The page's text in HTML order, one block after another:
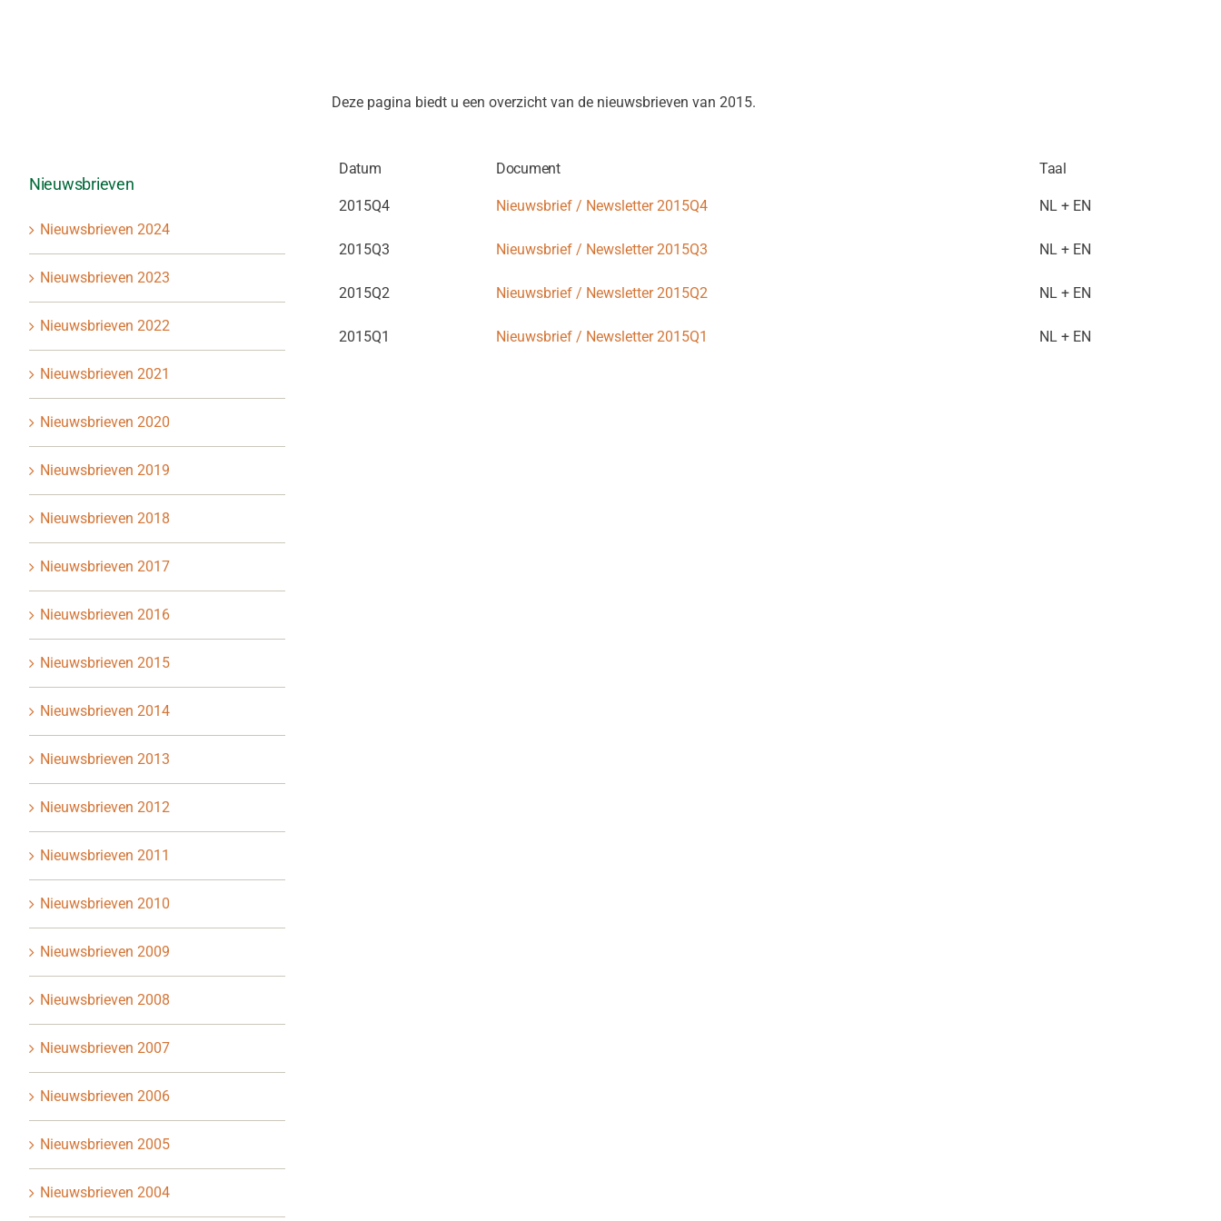
Deze pagina biedt u een overzicht van de nieuwsbrieven van 2015.
Nieuwsbrieven
Nieuwsbrieven 2024
Nieuwsbrieven 2023
Nieuwsbrieven 2022
Nieuwsbrieven 2021
Nieuwsbrieven 2020
Nieuwsbrieven 2019
Nieuwsbrieven 2018
Nieuwsbrieven 2017
Nieuwsbrieven 2016
Nieuwsbrieven 2015
Nieuwsbrieven 2014
Nieuwsbrieven 2013
Nieuwsbrieven 2012
Nieuwsbrieven 2011
Nieuwsbrieven 2010
Nieuwsbrieven 2009
Nieuwsbrieven 2008
Nieuwsbrieven 2007
Nieuwsbrieven 2006
Nieuwsbrieven 2005
Nieuwsbrieven 2004
Datum Document Taal
2015Q4 Nieuwsbrief / Newsletter 2015Q4 NL + EN
2015Q3 Nieuwsbrief / Newsletter 2015Q3 NL + EN
2015Q2 Nieuwsbrief / Newsletter 2015Q2 NL + EN
2015Q1 Nieuwsbrief / Newsletter 2015Q1 NL + EN